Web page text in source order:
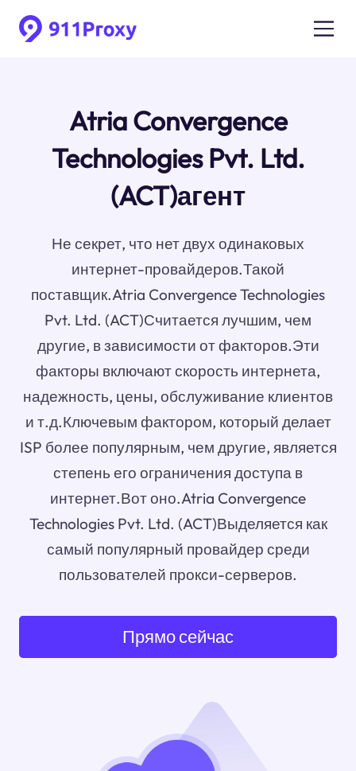
Atria Convergence
Technologies Pvt. Ltd.
(ACT)агент
Не секрет, что нет двух одинаковых
интернет-провайдеров.Такой
поставщик.Atria Convergence Technologies
Pvt. Ltd. (ACT)Считается лучшим, чем
другие, в зависимости от факторов.Эти
факторы включают скорость интернета,
надежность, цены, обслуживание клиентов
и т.д.Ключевым фактором, который делает
ISP более популярным, чем другие, является
степень его ограничения доступа в
интернет.Вот оно.Atria Convergence
Technologies Pvt. Ltd. (ACT)Выделяется как
самый популярный провайдер среди
пользователей прокси-серверов.
Прямо сейчас